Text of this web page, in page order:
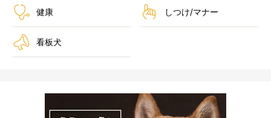
健康 しつけ/マナー
看板犬